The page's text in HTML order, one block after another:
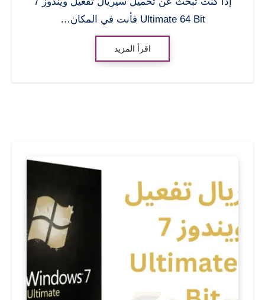
Ultimate 64 Bit فأنت في المكان…
اقرأ المزيد